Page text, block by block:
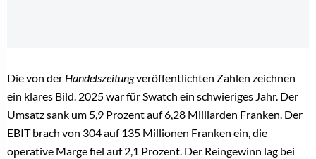
Die von der Handelszeitungveröffentlichten Zahlen zeichnen
ein klares Bild. 2025 war für Swatch ein schwieriges Jahr. Der
Umsatz sank um 5,9 Prozent auf 6,28 Milliarden Franken. Der
EBIT brach von 304 auf 135 Millionen Franken ein, die
operative Marge fiel auf 2,1 Prozent. Der Reingewinn lag bei